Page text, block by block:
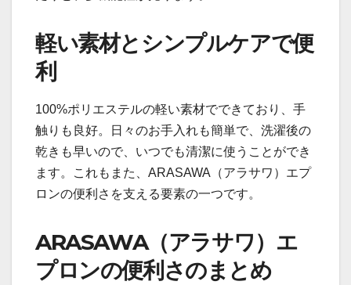
軽い素材とシンプルケアで便
利
100%ポリエステルの軽い素材でできており、手
触りも良好。日々のお手入れも簡単で、洗濯後の
乾きも早いので、いつでも清潔に使うことができ
ます。これもまた、ARASAWA（アラサワ）エプ
ロンの便利さを支える要素の一つです。
ARASAWA（アラサワ）エ
プロンの便利さのまとめ